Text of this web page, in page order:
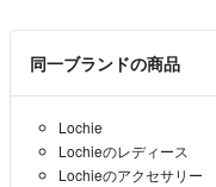
同一ブランドの商品
Lochie
Lochieのレディース
Lochieのアクセサリー